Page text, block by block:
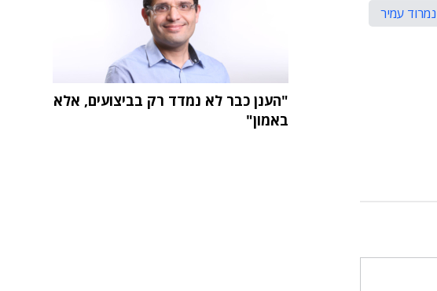
נמרוד עמיר
"הענן כבר לא נמדד רק בביצועים, אלא
באמון"